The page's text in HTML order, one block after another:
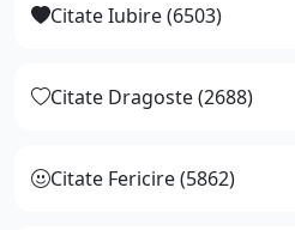
Citate Iubire (6503)
Citate Dragoste (2688)
Citate Fericire (5862)